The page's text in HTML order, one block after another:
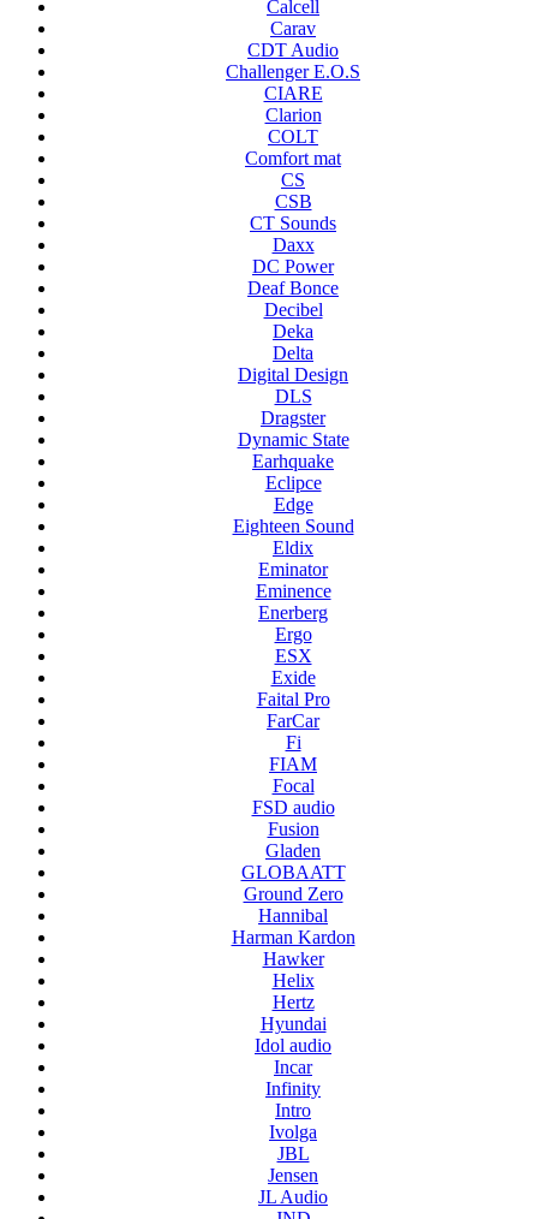
Calcell
Carav
CDT Audio
Challenger E.O.S
CIARE
Clarion
COLT
Comfort mat
CS
CSB
CT Sounds
Daxx
DC Power
Deaf Bonce
Decibel
Deka
Delta
Digital Design
DLS
Dragster
Dynamic State
Earhquake
Eclipce
Edge
Eighteen Sound
Eldix
Eminator
Eminence
Enerberg
Ergo
ESX
Exide
Faital Pro
FarCar
Fi
FIAM
Focal
FSD audio
Fusion
Gladen
GLOBAATT
Ground Zero
Hannibal
Harman Kardon
Hawker
Helix
Hertz
Hyundai
Idol audio
Incar
Infinity
Intro
Ivolga
JBL
Jensen
JL Audio